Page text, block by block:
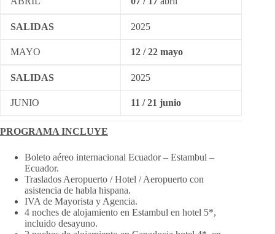
SALIDAS 2025
MAYO 12 / 22 mayo
SALIDAS 2025
JUNIO 11 / 21 junio
PROGRAMA INCLUYE
Boleto aéreo internacional Ecuador – Estambul –
Ecuador.
Traslados Aeropuerto / Hotel / Aeropuerto con
asistencia de habla hispana.
IVA de Mayorista y Agencia.
4 noches de alojamiento en Estambul en hotel 5*,
incluido desayuno.